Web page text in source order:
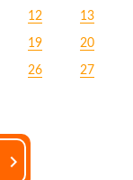
12 13
19 20
26 27